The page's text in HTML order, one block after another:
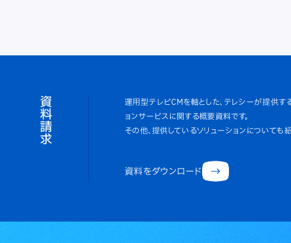
資料請求
運用型テレビCMを軸とした、テレシーが提供す
ョンサービスに関する概要資料です。
その他、提供しているソリューションについても紹
資料をダウンロード